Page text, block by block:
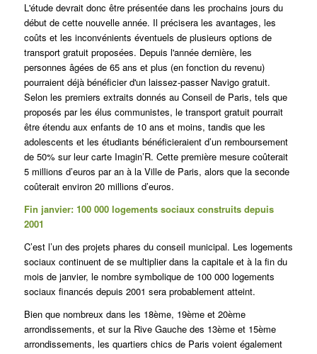
L'étude devrait donc être présentée dans les prochains jours du
début de cette nouvelle année. Il précisera les avantages, les
coûts et les inconvénients éventuels de plusieurs options de
transport gratuit proposées. Depuis l'année dernière, les
personnes âgées de 65 ans et plus (en fonction du revenu)
pourraient déjà bénéficier d'un laissez-passer Navigo gratuit.
Selon les premiers extraits donnés au Conseil de Paris, tels que
proposés par les élus communistes, le transport gratuit pourrait
être étendu aux enfants de 10 ans et moins, tandis que les
adolescents et les étudiants bénéficieraient d’un remboursement
de 50% sur leur carte Imagin’R. Cette première mesure coûterait
5 millions d’euros par an à la Ville de Paris, alors que la seconde
coûterait environ 20 millions d’euros.
Fin janvier: 100 000 logements sociaux construits depuis
2001
C’est l’un des projets phares du conseil municipal. Les logements
sociaux continuent de se multiplier dans la capitale et à la fin du
mois de janvier, le nombre symbolique de 100 000 logements
sociaux financés depuis 2001 sera probablement atteint.
Bien que nombreux dans les 18ème, 19ème et 20ème
arrondissements, et sur la Rive Gauche des 13ème et 15ème
arrondissements, les quartiers chics de Paris voient également